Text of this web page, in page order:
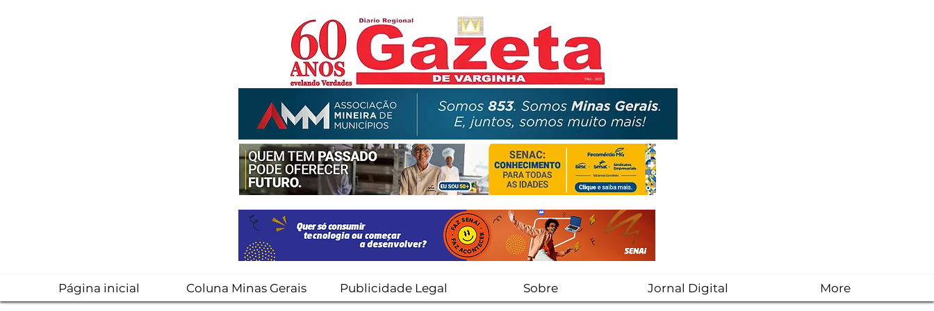
Página inicial Coluna Minas Gerais Publicidade Legal Sobre Jornal Digital More